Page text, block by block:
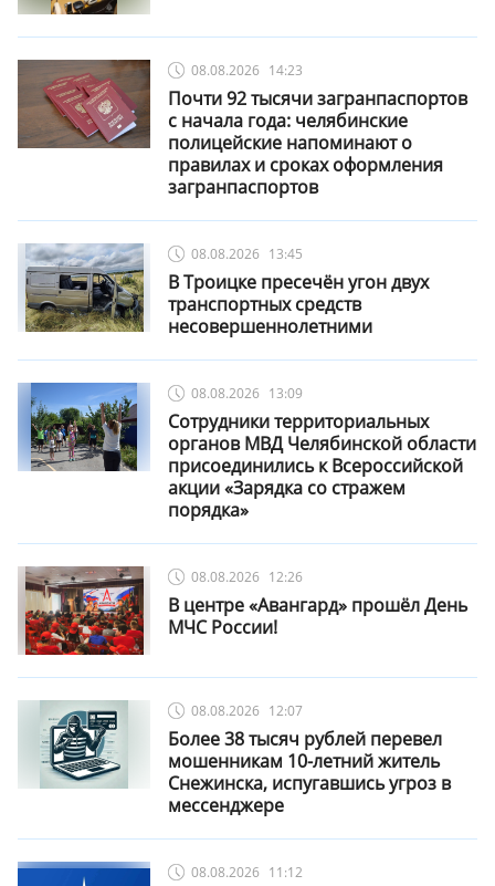
08.08.2026 14:23
Почти 92 тысячи загранпаспортов
с начала года: челябинские
полицейские напоминают о
правилах и сроках оформления
загранпаспортов
08.08.2026 13:45
В Троицке пресечён угон двух
транспортных средств
несовершеннолетними
08.08.2026 13:09
Сотрудники территориальных
органов МВД Челябинской области
присоединились к Всероссийской
акции «Зарядка со стражем
порядка»
08.08.2026 12:26
В центре «Авангард» прошёл День
МЧС России!
08.08.2026 12:07
Более 38 тысяч рублей перевел
мошенникам 10-летний житель
Снежинска, испугавшись угроз в
мессенджере
08.08.2026 11:12